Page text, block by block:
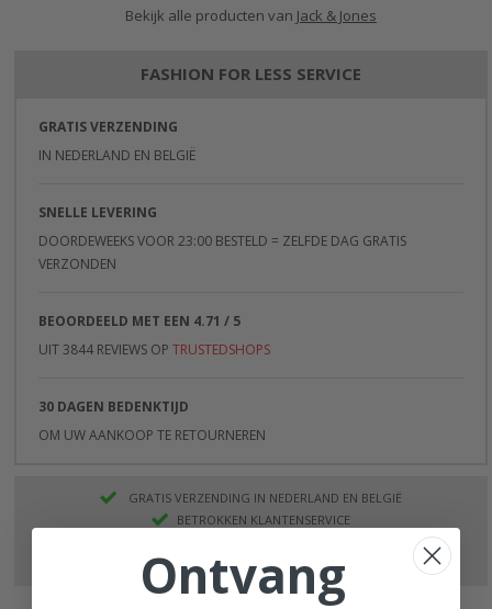
Bekijk alle producten van Jack & Jones
FASHION FOR LESS SERVICE
GRATIS VERZENDING
IN NEDERLAND EN BELGIË
SNELLE LEVERING
DOORDEWEEKS VOOR 23:00 BESTELD = ZELFDE DAG GRATIS
VERZONDEN
BEOORDEELD MET EEN 4.71 / 5
UIT 3844 REVIEWS OPTRUSTEDSHOPS
30 DAGEN BEDENKTIJD
OM UW AANKOOP TE RETOURNEREN
GRATIS VERZENDING IN NEDERLAND EN BELGIË
BETROKKEN KLANTENSERVICE
KORTINGEN TOT 70%
Ontvang